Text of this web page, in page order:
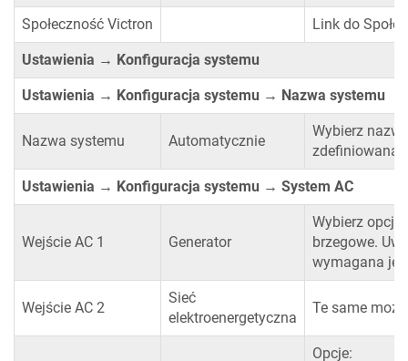
Społeczność Victron Link do
Ustawienia → Konfiguracja systemu
Ustawienia → Konfiguracja systemu → Nazwa systemu
Nazwa systemu Automatycznie
Wybierz
zdefiniowaną
Ustawienia → Konfiguracja systemu → System AC
Wejście AC 1 Generator
Wybierz opcję
brzegowe.
wymagana
Wejście AC 2
Sieć
elektroenergetyczna
Te same
Opcje: